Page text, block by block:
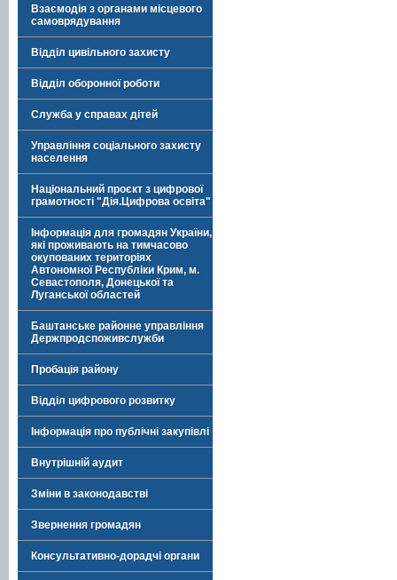
Взаємодія з органами місцевого
самоврядування
Відділ цивільного захисту
Відділ оборонної роботи
Служба у справах дітей
Управління соціального захисту
населення
Національний проєкт з цифрової
грамотності "Дія.Цифрова освіта"
Інформація для громадян України,
які проживають на тимчасово
окупованих територіях
Автономної Республіки Крим, м.
Севастополя, Донецької та
Луганської областей
Баштанське районне управління
Держпродспоживслужби
Пробація району
Відділ цифрового розвитку
Інформація про публічні закупівлі
Внутрішній аудит
Зміни в законодавстві
Звернення громадян
Консультативно-дорадчі органи